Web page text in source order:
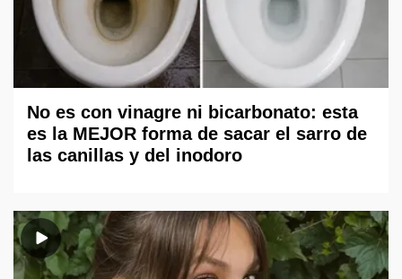
No es con vinagre ni bicarbonato: esta
es la MEJOR forma de sacar el sarro de
las canillas y del inodoro